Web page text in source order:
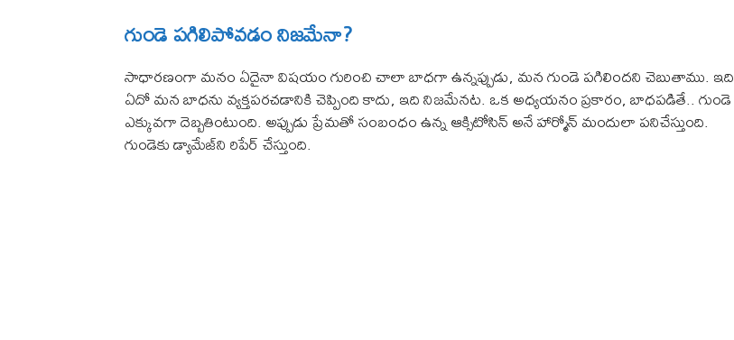
గుండె పగిలిపోవడం నిజమేనా?
సాధారణంగా మనం ఏదైనా విషయం గురించి చాలా బాధగా ఉన్నప్పుడు, మన గుండె పగిలిందని చెబుతాము. ఇది
ఏదో మన బాధను వ్యక్తపరచడానికి చెప్పింది కాదు, ఇది నిజమేనట. ఒక అధ్యయనం ప్రకారం, బాధపడితే.. గుండె
ఎక్కువగా దెబ్బతింటుంది. అప్పుడు ప్రేమతో సంబంధం ఉన్న ఆక్సిటోసిన్ అనే హార్మోన్ మందులా పనిచేస్తుంది.
గుండెకు డ్యామేజ్‌ని రిపేర్ చేస్తుంది.